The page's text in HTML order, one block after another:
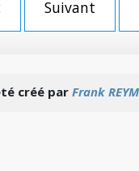
Suivant
créé par Frank